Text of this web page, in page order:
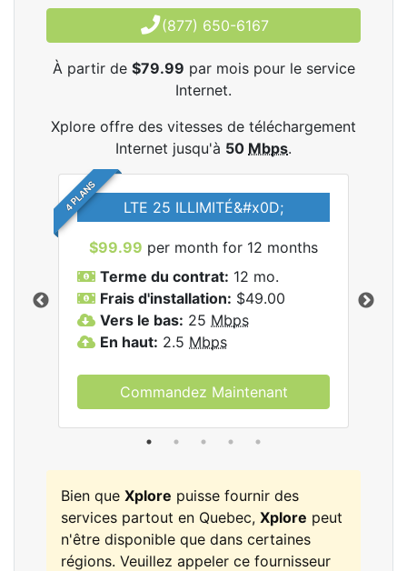
(877) 650-6167
À partir de $79.99 par mois pour le service
Internet.
Xplore offre des vitesses de téléchargement
Internet jusqu'à 50 Mbps.
4 PLANS LTE 25 ILLIMITÉ&#x0D;
$99.99 per month for 12 months
Terme du contrat: 12 mo.
Frais d'installation: $49.00
Vers le bas: 25 Mbps
En haut: 2.5 Mbps
Commandez Maintenant
Bien que Xplore puisse fournir des
services partout en Quebec, Xplore peut
n'être disponible que dans certaines
régions. Veuillez appeler ce fournisseur